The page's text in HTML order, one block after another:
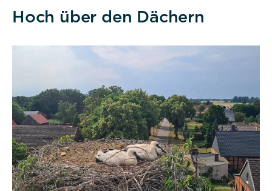
Hoch über den Dächern